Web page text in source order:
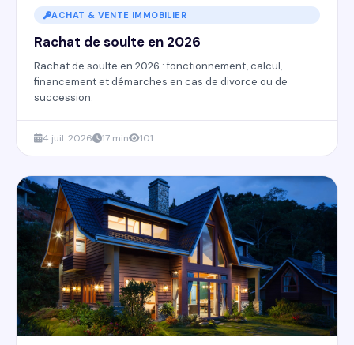
ACHAT & VENTE IMMOBILIER
Rachat de soulte en 2026
Rachat de soulte en 2026 : fonctionnement, calcul,
financement et démarches en cas de divorce ou de
succession.
4 juil. 2026 17 min 101